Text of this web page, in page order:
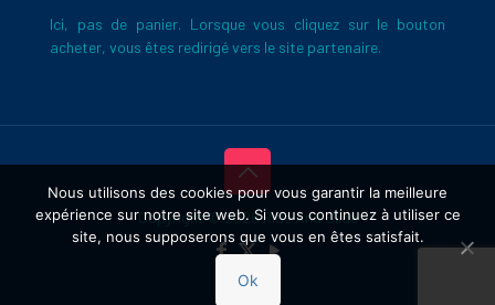
Ici, pas de panier. Lorsque vous cliquez sur le bouton
acheter, vous êtes redirigé vers le site partenaire.
Copyright © 2026 Ride And Slide
Nous utilisons des cookies pour vous garantir la meilleure
expérience sur notre site web. Si vous continuez à utiliser ce
site, nous supposerons que vous en êtes satisfait.
Ok